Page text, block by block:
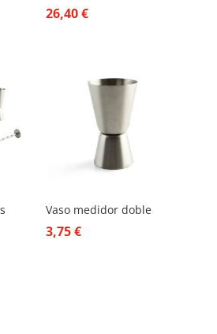
26,40€
Vaso medidor doble
3,75€